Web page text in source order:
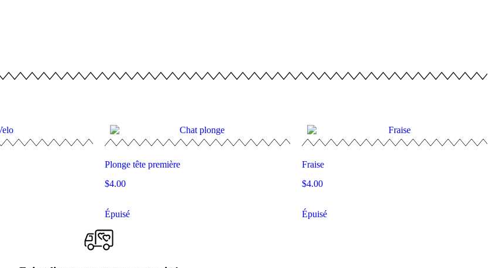
Plonge tête première
$4.00
Épuisé
Fraise
$4.00
Épuisé